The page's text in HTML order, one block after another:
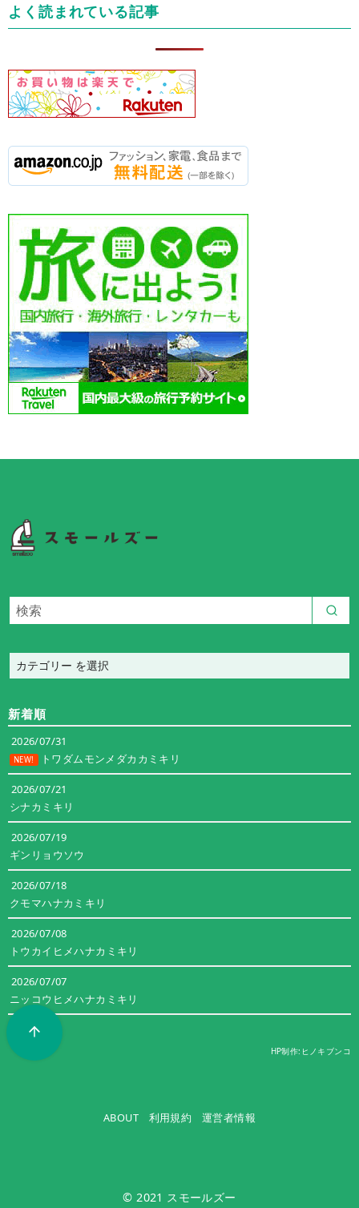
ー
よく読まれている記事
テ
リ
新着順
2026/07/31
NEW! トワダムモンメダカカミキリ
2026/07/21
シナカミキリ
2026/07/19
ギンリョウソウ
2026/07/18
クモマハナカミキリ
2026/07/08
トウカイヒメハナカミキリ
2026/07/07
ニッコウヒメハナカミキリ
すべてみる
HP制作:ヒノキブンコ
ABOUT 利用規約 運営者情報
© 2021 スモールズー